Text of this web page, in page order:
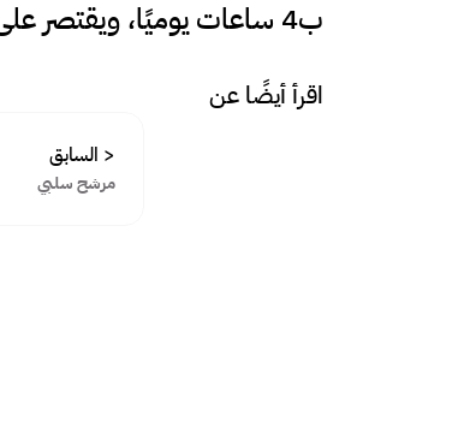
ب4 ساعات يوميًا، ويقتصر على العمالة الوطنية فقط.
اقرأ أيضًا عن
< السابق
مرشح سلبي